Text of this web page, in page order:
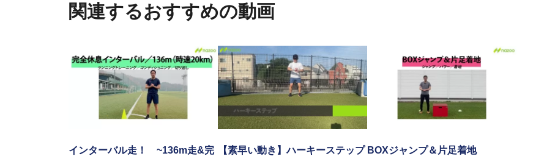
「一人一人の健康な人生をサポートする」を企業理念として掲げ、世の中の人々の『健康』をあら
関連するおすすめの動画
インターバル走！ ~136m走&完
【素早い動き】ハーキーステップ BOXジャンプ＆片足着地